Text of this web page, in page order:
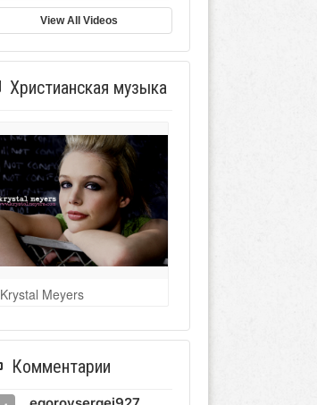
View All Videos
Христианская музыка
Krystal Meyers
Комментарии